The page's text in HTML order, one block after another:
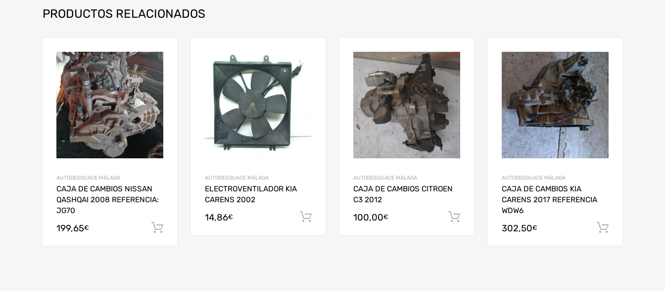
PRODUCTOS RELACIONADOS
AUTODESGUACE MÁLAGA
CAJA DE CAMBIOS NISSAN
QASHQAI 2008 REFERENCIA:
JG70
199,65€
AUTODESGUACE MÁLAGA
ELECTROVENTILADOR KIA
CARENS 2002
14,86€ Añadir al carrito
AUTODESGUACE MÁLAGA
CAJA DE CAMBIOS CITROEN
C3 2012
100,00€
AUTODESGUACE MÁLAGA
CAJA DE CAMBIOS KIA
CARENS 2017 REFERENCIA
WDW6
302,50€